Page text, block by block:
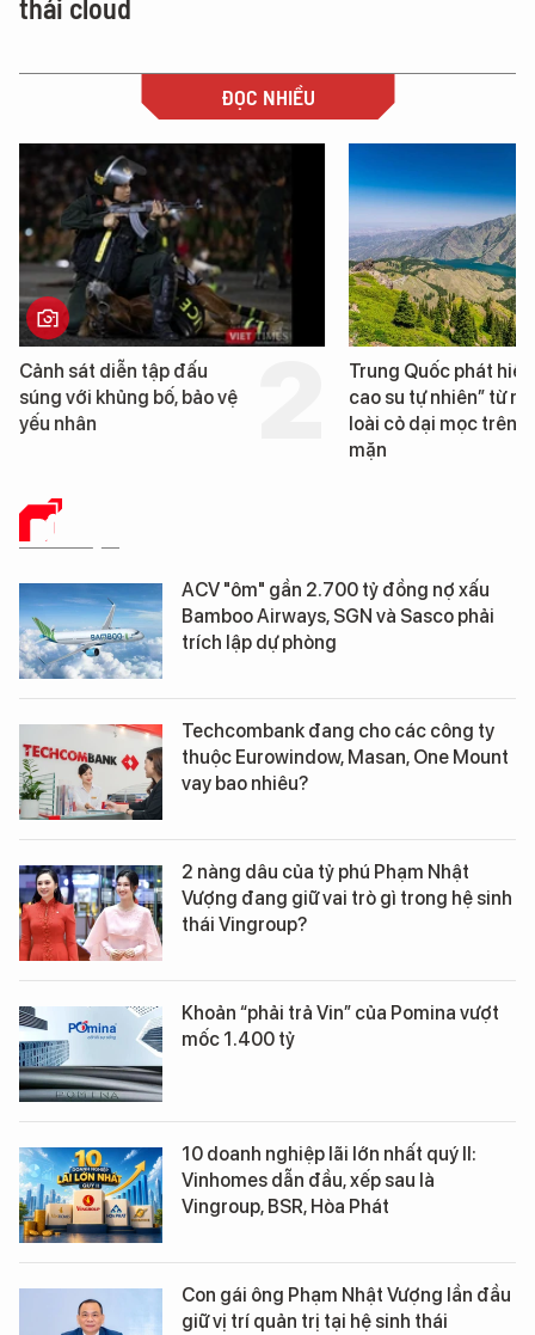
thái cloud
ĐỌC NHIỀU
Trung Quốc phát hiện “mỏ
cao su tự nhiên” từ một
loài cỏ dại mọc trên đất
Loạt dự án bất động
Đà Nẵng sắp bị kiểm
DỮ LIỆU
ACV "ôm" gần 2.700 tỷ đồng nợ xấu
Bamboo Airways, SGN và Sasco phải
trích lập dự phòng
Techcombank đang cho các công ty
thuộc Eurowindow, Masan, One Mount
vay bao nhiêu?
2 nàng dâu của tỷ phú Phạm Nhật
Vượng đang giữ vai trò gì trong hệ sinh
thái Vingroup?
Khoản “phải trả Vin” của Pomina vượt
mốc 1.400 tỷ
10 doanh nghiệp lãi lớn nhất quý II:
Vinhomes dẫn đầu, xếp sau là
Vingroup, BSR, Hòa Phát
Con gái ông Phạm Nhật Vượng lần đầu
giữ vị trí quản trị tại hệ sinh thái